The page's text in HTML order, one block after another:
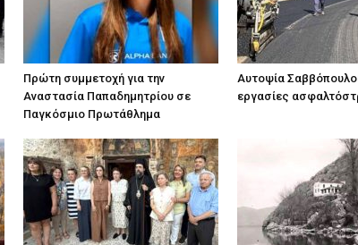
Πρώτη συμμετοχή για την
Αναστασία Παπαδημητρίου σε
Παγκόσμιο Πρωτάθλημα
Αυτοψία
εργασίες